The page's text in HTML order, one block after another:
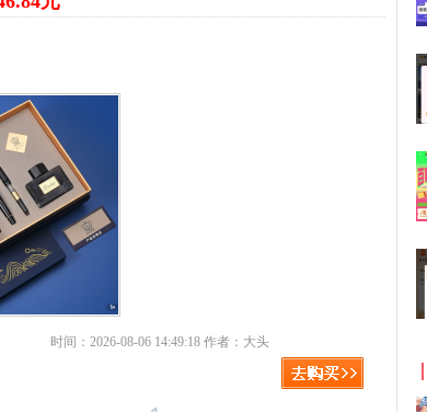
时间：2026-08-06 14:49:18 作者：大头